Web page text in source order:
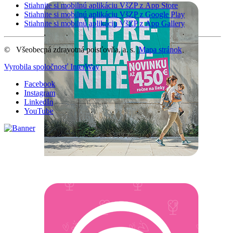
Stiahnite si mobilnú aplikáciu VšZP z App Store
Stiahnite si mobilnú aplikáciu VšZP z Google Play
Stiahnite si mobilnú aplikáciu VšZP z App Gallery
© Všeobecná zdravotná poisťovňa, a. s. |Mapa stránok
Vyrobila spoločnosť InterWay
Facebook
Instagram
LinkedIn
YouTube